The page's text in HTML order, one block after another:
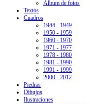
Álbum de fotos
Textos
Cuadros
1944 - 1949
1950 - 1959
1960 - 1970
1971 - 1977
1978 - 1980
1981 - 1990
1991 - 1999
2000 - 2012
Piedras
Dibujos
Ilustraciones